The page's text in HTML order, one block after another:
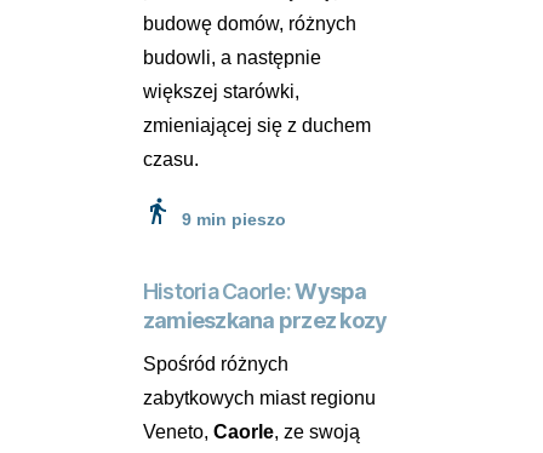
budowę domów, różnych
budowli, a następnie
większej starówki,
zmieniającej się z duchem
czasu.
directions_walk 9 min pieszo
Historia Caorle:Wyspa
zamieszkana przez kozy
Spośród różnych
zabytkowych miast regionu
Veneto, Caorle, ze swoją